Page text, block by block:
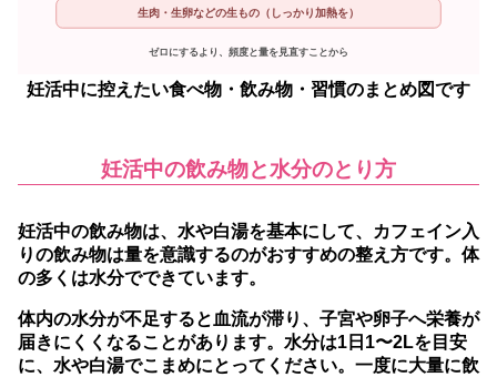
生肉・生卵などの生もの（しっかり加熱を）
ゼロにするより、頻度と量を見直すことから
妊活中に控えたい食べ物・飲み物・習慣のまとめ図です
妊活中の飲み物と水分のとり方
妊活中の飲み物は、水や白湯を基本にして、カフェイン入
りの飲み物は量を意識するのがおすすめの整え方です。 体
の多くは水分でできています。
体内の水分が不足すると血流が滞り、子宮や卵子へ栄養が
届きにくくなることがあります。 水分は1日1〜2Lを目安
に、水や白湯でこまめにとってください。 一度に大量に飲